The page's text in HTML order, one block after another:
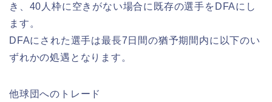
き、40人枠に空きがない場合に既存の選手をDFAにし
ます。
DFAにされた選手は最長7日間の猶予期間内に以下のい
ずれかの処遇となります。
他球団へのトレード